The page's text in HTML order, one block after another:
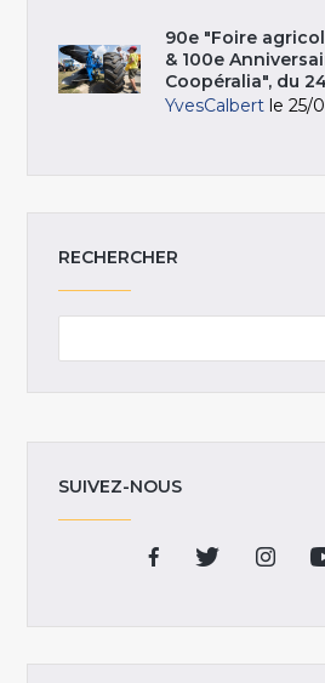
90e "Foire
& 100e
Coopéralia", du
YvesCalbert le 25/
RECHERCHER
SUIVEZ-NOUS